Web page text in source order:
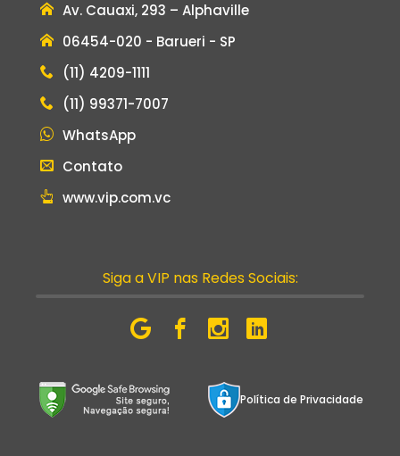
Av. Cauaxi, 293 – Alphaville
06454-020 - Barueri - SP
(11) 4209-1111
(11) 99371-7007
WhatsApp
Contato
www.vip.com.vc
Siga a VIP nas Redes Sociais:
Política de Privacidade